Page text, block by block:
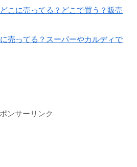
こに売ってる？どこで買う？販売
売ってる？スーパーやカルディで
ンサーリンク